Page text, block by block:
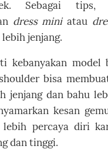
Sebagai tips,
dress miniatau
jenjang.
kebanyakan model
bisa
jenjang dan bahu
kesan
percaya diri
dan tinggi.